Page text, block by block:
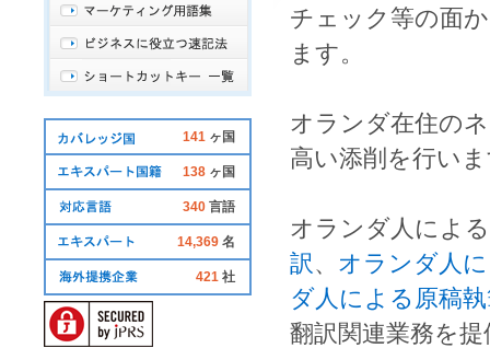
チェック 等の面
ます。
オランダ在住の
高い添削 を行い
オランダ人 による
訳、 オランダ人
ダ人による原稿
翻訳関連業務を
141 ヶ国
138 ヶ国
340 言語
14,369 名
421 社